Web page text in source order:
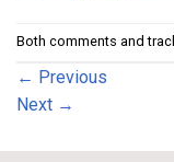
Both comments and
← Previous
Next →